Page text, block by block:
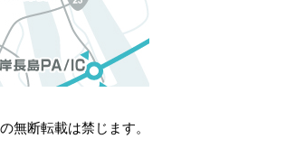
無断転載は禁じます。